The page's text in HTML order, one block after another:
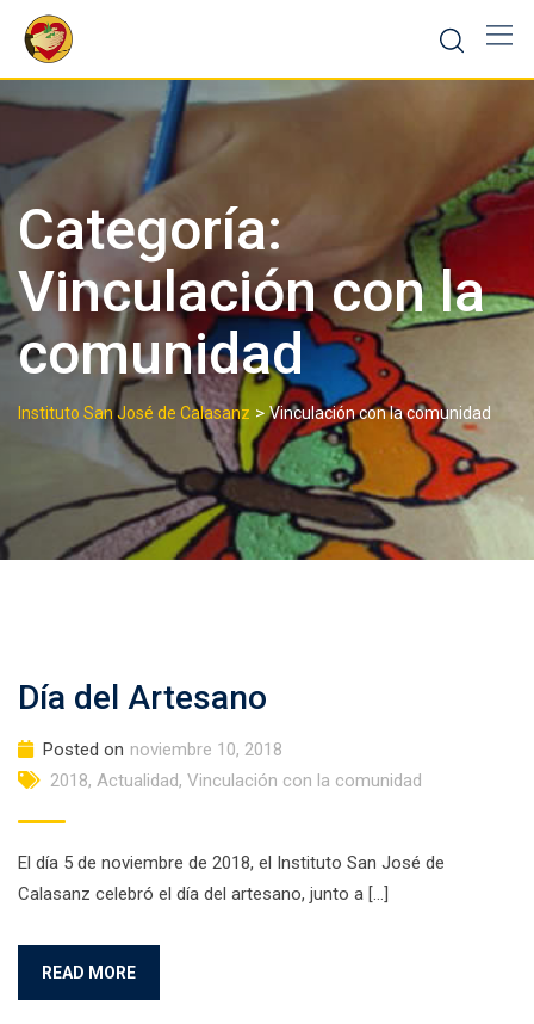
content
Categoría:
Vinculación con la
comunidad
Instituto San José de Calasanz >Vinculación con la comunidad
Día del Artesano
Posted on noviembre 10, 2018
2018, Actualidad, Vinculación con la comunidad
El día 5 de noviembre de 2018, el Instituto San José de
Calasanz celebró el día del artesano, junto a […]
READ MORE